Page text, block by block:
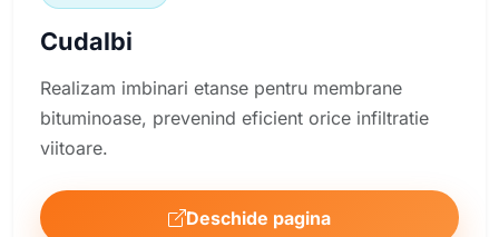
Cudalbi
Realizam imbinari etanse pentru membrane
bituminoase, prevenind eficient orice infiltratie
viitoare.
Deschide pagina